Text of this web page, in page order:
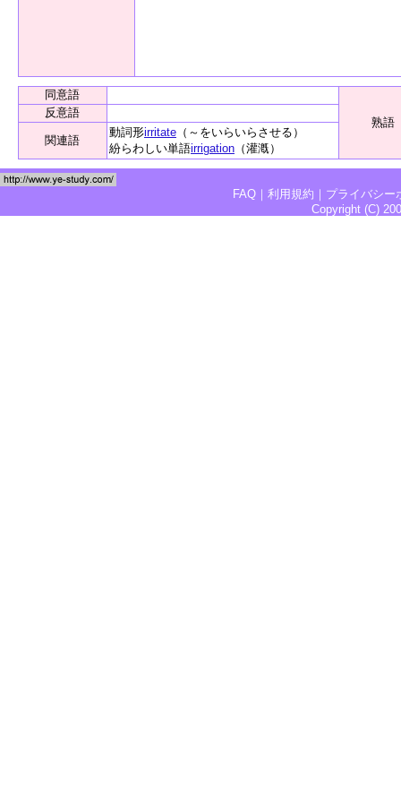
同意語
熟語
反意語
関連語
動詞形irritate （～をいらいらさせる）
紛らわしい単語irrigation （灌漑）
FAQ ｜ 利用規約 ｜ プライバシー
Copyright (C)